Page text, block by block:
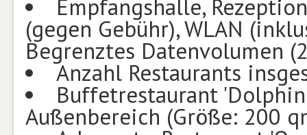
Empfangshalle,
(gegen Gebühr), WLAN
Begrenztes Datenvolumen
Anzahl Restaurants
Buffetrestaurant
Außenbereich (Größe: 200